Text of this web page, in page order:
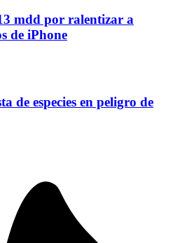
mdd por ralentizar a
de iPhone
de especies en peligro de